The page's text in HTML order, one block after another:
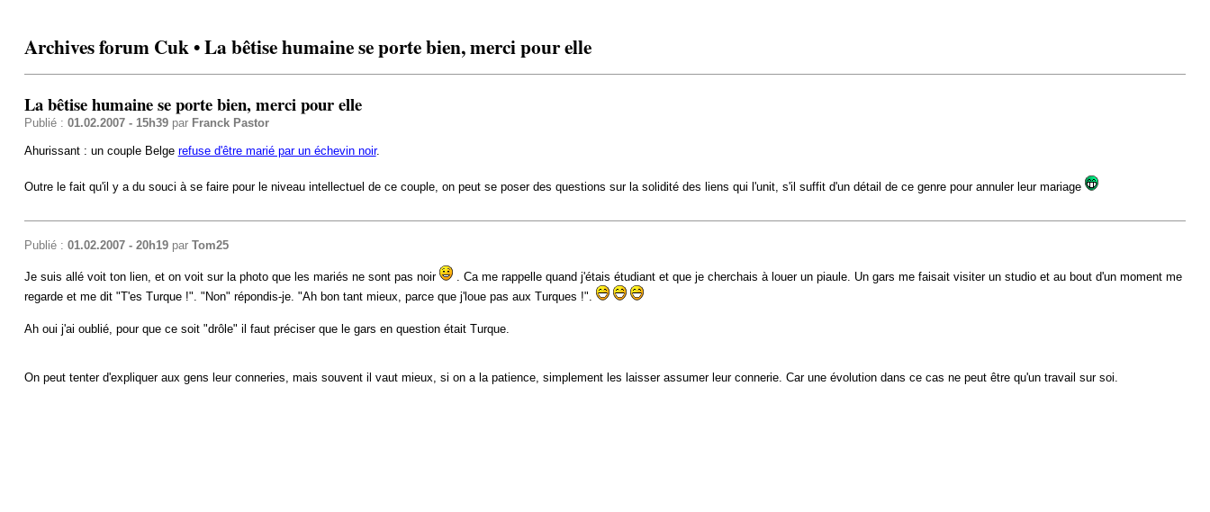
Archives forum Cuk • La bêtise humaine se porte bien, merci pour elle
La bêtise humaine se porte bien, merci pour elle
Publié : 01.02.2007 - 15h39par Franck Pastor
Ahurissant : un couple Belge refuse d'être marié par un échevin noir.
Outre le fait qu'il y a du souci à se faire pour le niveau intellectuel de ce couple, on peut se poser des questions sur la solidité des liens qui l'unit, s'il suffit d'un détail de ce genre pour annuler leur mariage
Publié : 01.02.2007 - 20h19par Tom25
Je suis allé voit ton lien, et on voit sur la photo que les mariés ne sont pas noir
. Ca me rappelle quand j'étais étudiant et que je cherchais à louer un piaule. Un gars me faisait visiter un studio et au bout d'un moment me
regarde et me dit "T'es Turque !". "Non" répondis-je. "Ah bon tant mieux, parce que j'loue pas aux Turques !".
Ah oui j'ai oublié, pour que ce soit "drôle" il faut préciser que le gars en question était Turque.
On peut tenter d'expliquer aux gens leur conneries, mais souvent il vaut mieux, si on a la patience, simplement les laisser assumer leur connerie. Car une évolution dans ce cas ne peut être qu'un travail sur soi.